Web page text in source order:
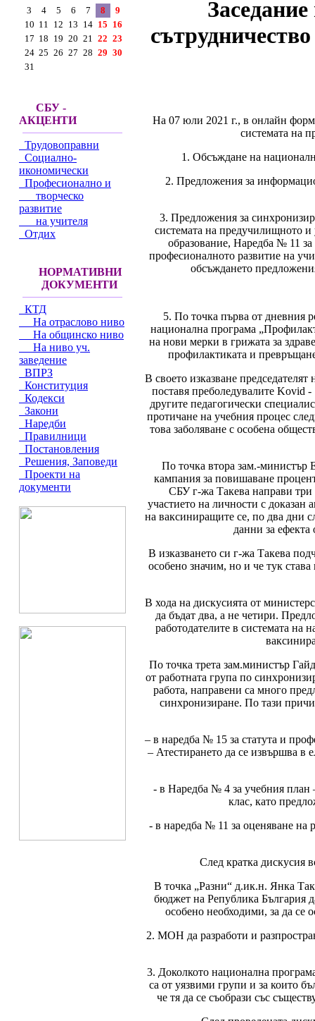
3
4 5 6 7 8
9
10 11 12 13 14 15 16
17 18 19 20 21 22 23
24 25 26 27 28 29 30
31
СБУ -
АКЦЕНТИ
Трудовоправни
Социално-
икономически
Професионално и
творческо
развитие
на учителя
Отдих
НОРМАТИВНИ
ДОКУМЕНТИ
КТД
На отраслово ниво
На общинско ниво
На ниво уч.
заведение
ВПРЗ
Конституция
Кодекси
Закони
Наредби
Правилници
Постановления
Решения, Заповеди
Проекти на
документи
На 07 юли 2021 г., в онлайн
системата на
1. Обсъждане на
2. Предложения за
3. Предложения за
системата на предучилищното
образование, Наредба № 11
професионалното развитие на
обсъждането
5. По точка първа от дневния
национална програма
на нови мерки в грижата за
профилактиката и
В своето изказване
поставя преболедувалите Kovid
другите педагогически
протичане на учебния процес
това заболяване с особена
По точка втора зам.-министър
кампания за повишаване
СБУ г-жа Такева направи
участието на личности с
на ваксиниращите се, по два дни
данни за ефекта
В изказването си г-жа Такева
особено значим, но и че тук
В хода на дискусията от
да бъдат два, а не четири.
работодателите в системата на
По точка трета зам.министър
от работната група по
работа, направени са много
синхронизиране. По тази
– в наредба № 15 за статута и
– Атестирането да се извършва в
- в Наредба № 4 за учебния план
клас, като
- в наредба № 11 за оценяване на
След кратка дискусия
В точка „Разни“ д.ик.н. Янка
бюджет на Република България
особено необходими, за да
2. МОН да разработи и
3. Доколкото национална
са от уязвими групи и за които
че тя да се съобрази със